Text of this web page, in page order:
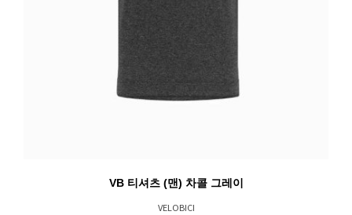
VB 티셔츠 (맨) 차콜 그레이
VELOBICI